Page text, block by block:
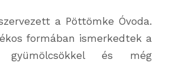
a Pöttömke Óvoda.
formában ismerkedtek a
gyümölcsökkel és még